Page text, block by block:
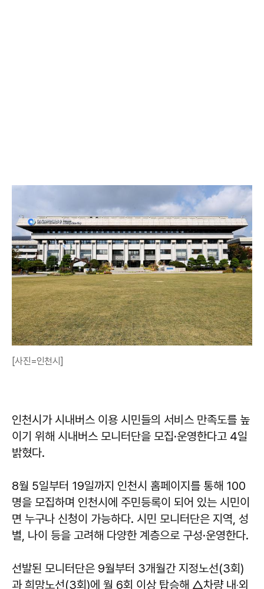
[사진=인천시]
인천시가 시내버스 이용 시민들의 서비스 만족도를 높
이기 위해 시내버스 모니터단을 모집·운영한다고 4일
밝혔다.
8월 5일부터 19일까지 인천시 홈페이지를 통해 100
명을 모집하며 인천시에 주민등록이 되어 있는 시민이
면 누구나 신청이 가능하다. 시민 모니터단은 지역, 성
별, 나이 등을 고려해 다양한 계층으로 구성·운영한다.
선발된 모니터단은 9월부터 3개월간 지정노선(3회)
과 희망노선(3회)에 월 6회 이상 탑승해 △차량 내‧외